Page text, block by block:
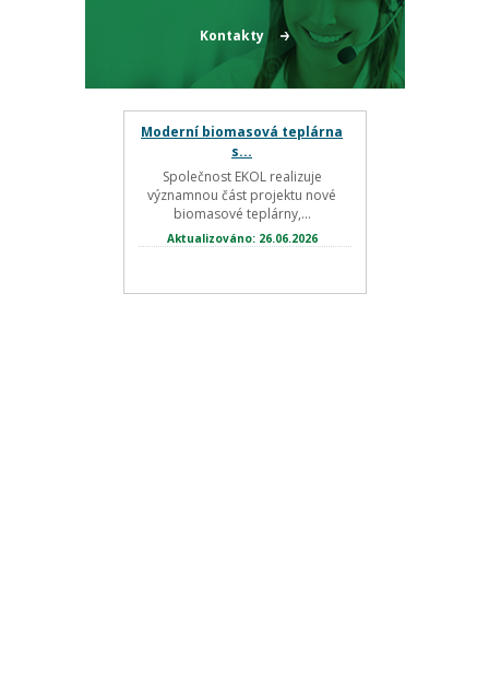
Kontakty
Moderní biomasová teplárna
s...
Společnost EKOL realizuje
významnou část projektu nové
biomasové teplárny,...
Aktualizováno: 26.06.2026